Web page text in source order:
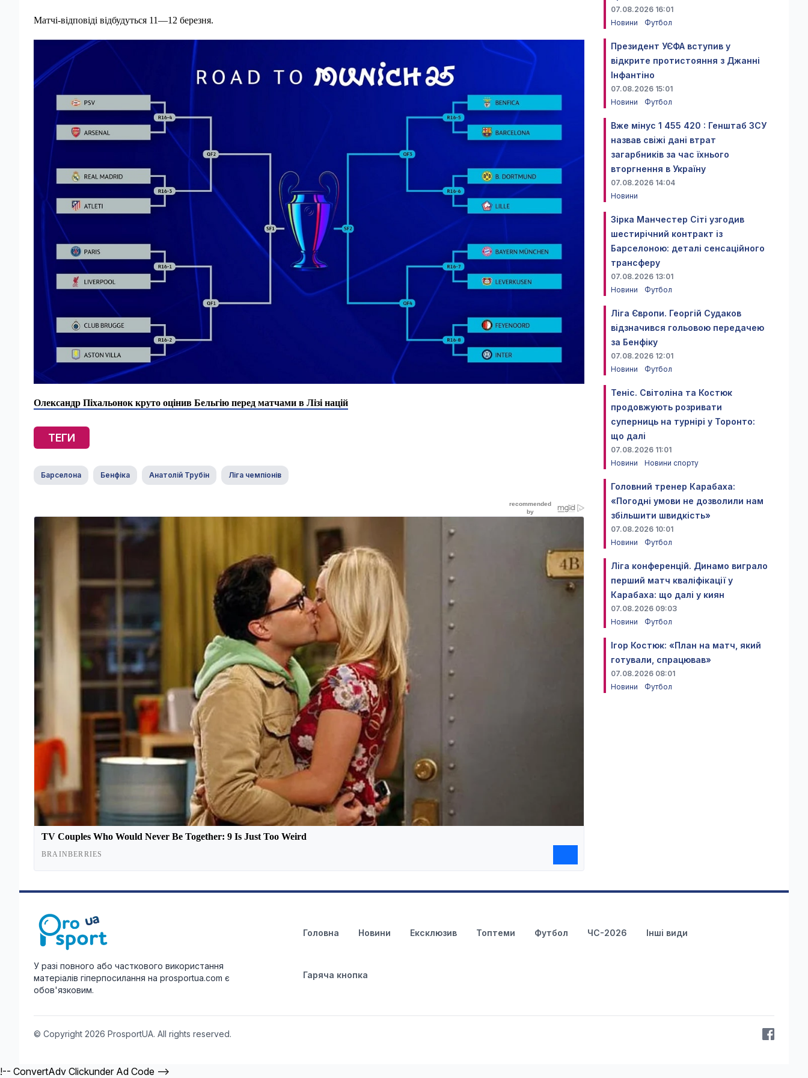
Матчі-відповіді відбудуться 11—12 березня.
Олександр Піхальонок круто оцінив Бельгію перед матчами в Лізі націй
ТЕГИ
Барселона Бенфіка Анатолій Трубін Ліга чемпіонів
07.08.2026 16:01
Новини
Футбол
Президент УЄФА вступив у
відкрите протистояння з Джанні
Інфантіно
07.08.2026 15:01
Новини
Футбол
Вже мінус 1 455 420 : Генштаб ЗСУ
назвав свіжі дані втрат
загарбників за час їхнього
вторгнення в Україну
07.08.2026 14:04
Новини
Зірка Манчестер Сіті узгодив
шестирічний контракт із
Барселоною: деталі сенсаційного
трансферу
07.08.2026 13:01
Новини
Футбол
Ліга Європи. Георгій Судаков
відзначився гольовою передачею
за Бенфіку
07.08.2026 12:01
Новини
Футбол
Теніс. Світоліна та Костюк
продовжують розривати
суперниць на турнірі у Торонто:
що далі
07.08.2026 11:01
Новини
Новини спорту
Головний тренер Карабаха:
«Погодні умови не дозволили нам
збільшити швидкість»
07.08.2026 10:01
Новини
Футбол
Ліга конференцій. Динамо виграло
перший матч кваліфікації у
Карабаха: що далі у киян
07.08.2026 09:03
Новини
Футбол
Ігор Костюк: «План на матч, який
готували, спрацював»
07.08.2026 08:01
Новини
Футбол
У разі повного або часткового використання
матеріалів гіперпосилання на prosportua.com є
обов'язковим.
Головна Новини Ексклюзив Топтеми Футбол ЧС-2026 Інші види
Гаряча кнопка
© Copyright 2026 ProsportUA. All rights reserved.
!-- ConvertAdv Clickunder Ad Code -->